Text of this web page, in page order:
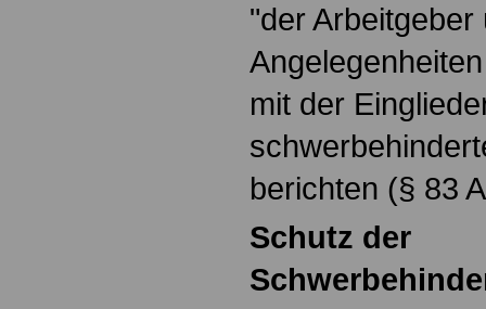
"der Arbeitgeber
mit der
berichten (§ 83
Schutz der